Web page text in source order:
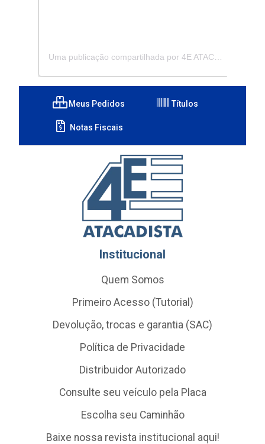
Meus Pedidos Títulos
Notas Fiscais
Institucional
Quem Somos
Primeiro Acesso (Tutorial)
Devolução, trocas e garantia (SAC)
Política de Privacidade
Distribuidor Autorizado
Consulte seu veículo pela Placa
Escolha seu Caminhão
Baixe nossa revista institucional aqui!